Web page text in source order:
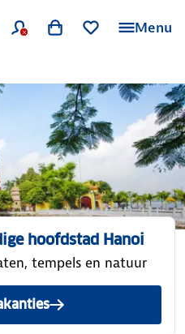
Menu
hoofdstad Hanoi
tempels en natuur